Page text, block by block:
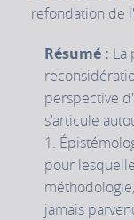
refondation de
Résumé : La
perspective
s'articule
1.
pour
jamais